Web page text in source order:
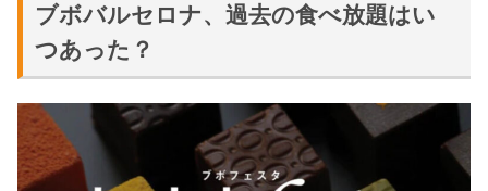
ブボバルセロナ、過去の食べ放題はい
つあった？